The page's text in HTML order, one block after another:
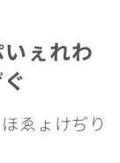
ぇれわ
ゑょけぢり